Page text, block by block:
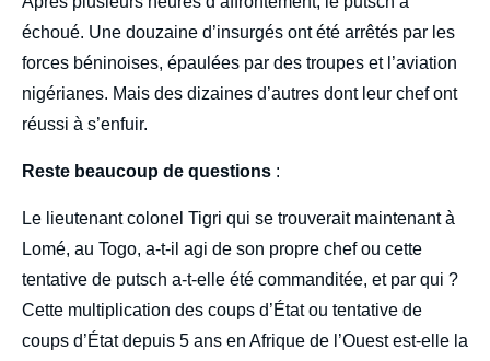
échoué. Une douzaine d’insurgés ont été arrêtés par les
forces béninoises, épaulées par des troupes et l’aviation
nigérianes. Mais des dizaines d’autres dont leur chef ont
réussi à s’enfuir.
Reste beaucoup de questions :
Le lieutenant colonel Tigri qui se trouverait maintenant à
Lomé, au Togo, a-t-il agi de son propre chef ou cette
tentative de putsch a-t-elle été commanditée, et par qui ?
Cette multiplication des coups d’État ou tentative de
coups d’État depuis 5 ans en Afrique de l’Ouest est-elle la